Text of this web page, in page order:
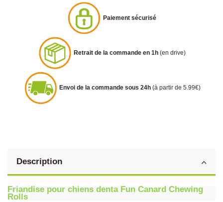
Paiement sécurisé
Retrait de la commande en 1h (en drive)
Envoi de la commande sous 24h (à partir de 5.99€)
Description
Friandise pour chiens denta Fun Canard Chewing
Rolls